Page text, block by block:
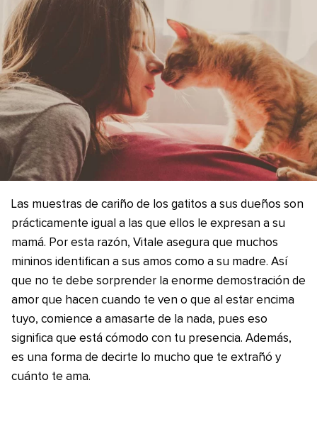
Las muestras de cariño de los gatitos a sus dueños son
prácticamente igual a las que ellos le expresan a su
mamá. Por esta razón, Vitale asegura que muchos
mininos identifican a sus amos como a su madre. Así
que no te debe sorprender la enorme demostración de
amor que hacen cuando te ven o que al estar encima
tuyo, comience a amasarte de la nada, pues eso
significa que está cómodo con tu presencia. Además,
es una forma de decirte lo mucho que te extrañó y
cuánto te ama.